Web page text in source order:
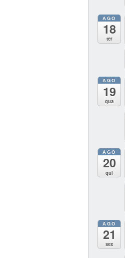
AGO
18
ter
AGO
19
qua
AGO
20
qui
AGO
21
sex